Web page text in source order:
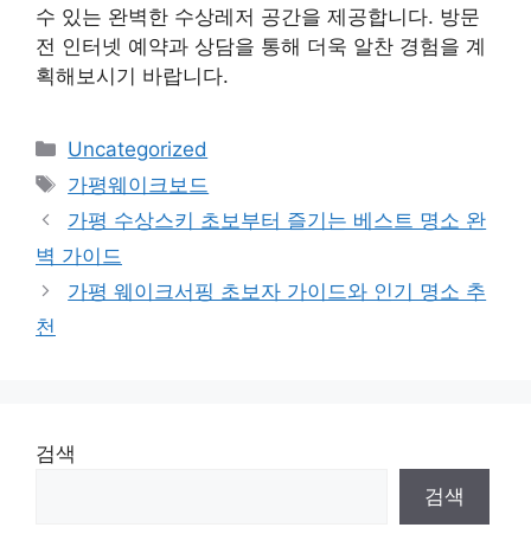
수 있는 완벽한 수상레저 공간을 제공합니다. 방문
전 인터넷 예약과 상담을 통해 더욱 알찬 경험을 계
획해보시기 바랍니다.
카
테
고
리
Uncategorized
태
그
가평웨이크보드
가평 수상스키 초보부터 즐기는 베스트 명소 완
벽 가이드
가평 웨이크서핑 초보자 가이드와 인기 명소 추
천
검색
검색